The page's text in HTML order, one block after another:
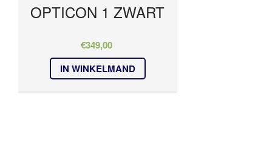
OPTICON 1 ZWART
€349,00
IN WINKELMAND